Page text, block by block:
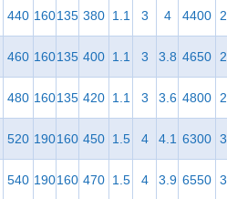
440 160135 380 1.1 3 4 4400
460 160135 400 1.1 3 3.8 4650
480 160135 420 1.1 3 3.6 4800
520 190160 450 1.5 4 4.1 6300
540 190160 470 1.5 4 3.9 6550